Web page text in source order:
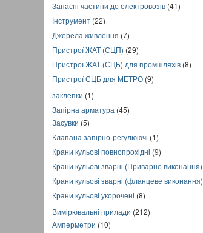
Запасні частини до електровозів (41)
Інструмент (22)
Джерела живлення (7)
Пристрої ЖАТ (СЦП) (29)
Пристрої ЖАТ (СЦБ) для промшляхів (8)
Пристрої СЦБ для МЕТРО (9)
заклепки (1)
Запірна арматура (45)
Засувки (5)
Клапана запірно-регулюючі (1)
Крани кульові повнопрохідні (9)
Крани кульові зварні (Приварне виконання)
Крани кульові зварні (фланцеве виконання)
Крани кульові укорочені (8)
Вимірювальні прилади (212)
Амперметри (10)